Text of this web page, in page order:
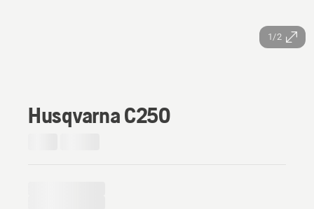
1/2
Husqvarna C250